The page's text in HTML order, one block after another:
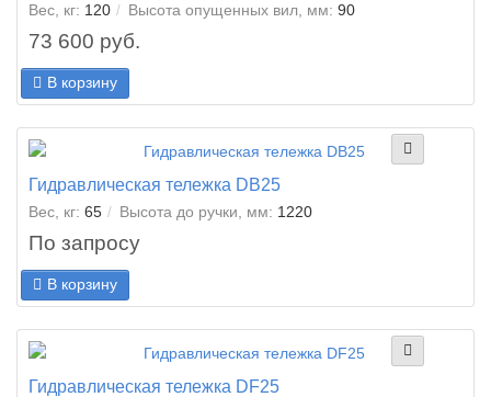
Вес, кг: 120 Высота опущенных вил, мм: 90
73 600 руб.
В корзину
Гидравлическая тележка DB25
Вес, кг: 65 Высота до ручки, мм: 1220
По запросу
В корзину
Гидравлическая тележка DF25